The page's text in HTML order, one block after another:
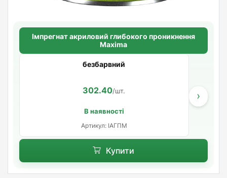
Імпрегнат акриловий глибокого проникнення
Maxima
безбарвний
302.40/шт.
В наявності
Артикул: ІАГПМ
›
Купити